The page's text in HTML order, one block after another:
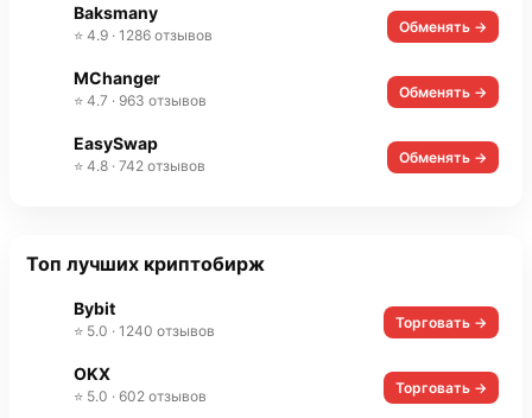
Baksmany
⭐ 4.9 · 1286 отзывов Обменять →
MChanger
⭐ 4.7 · 963 отзывов Обменять →
EasySwap
⭐ 4.8 · 742 отзывов Обменять →
Топ лучших криптобирж
Bybit
⭐ 5.0 · 1240 отзывов Торговать →
OKX
⭐ 5.0 · 602 отзывов Торговать →